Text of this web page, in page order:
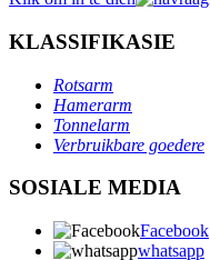
KLASSIFIKASIE
Rotsarm
Hamerarm
Tonnelarm
Verbruikbare goedere
SOSIALE MEDIA
Facebook
whatsapp